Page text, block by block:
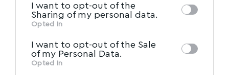
of downstream participants. This
information may also be disclosed by us to
Participantsthat may further disclose it to
other third parties.
I want to opt-out of the
Sharing of my personal data.
Opted In
I want to opt-out of the Sale
of my Personal Data.
Opted In